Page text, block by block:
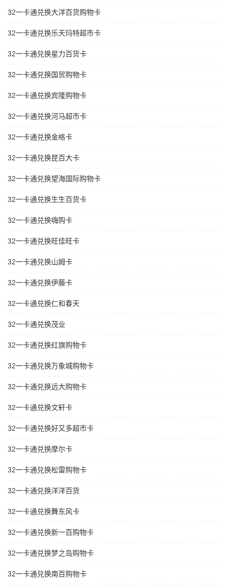
32一卡通兑换大洋百货购物卡
32一卡通兑换乐天玛特超市卡
32一卡通兑换星力百货卡
32一卡通兑换国贸购物卡
32一卡通兑换宾隆购物卡
32一卡通兑换河马超市卡
32一卡通兑换金格卡
32一卡通兑换昆百大卡
32一卡通兑换望海国际购物卡
32一卡通兑换生生百货卡
32一卡通兑换嗨购卡
32一卡通兑换旺佳旺卡
32一卡通兑换山姆卡
32一卡通兑换伊藤卡
32一卡通兑换仁和春天
32一卡通兑换茂业
32一卡通兑换红旗购物卡
32一卡通兑换万象城购物卡
32一卡通兑换远大购物卡
32一卡通兑换文轩卡
32一卡通兑换好又多超市卡
32一卡通兑换摩尔卡
32一卡通兑换松雷购物卡
32一卡通兑换洋洋百货
32一卡通兑换舞东风卡
32一卡通兑换新一百购物卡
32一卡通兑换梦之岛购物卡
32一卡通兑换南百购物卡